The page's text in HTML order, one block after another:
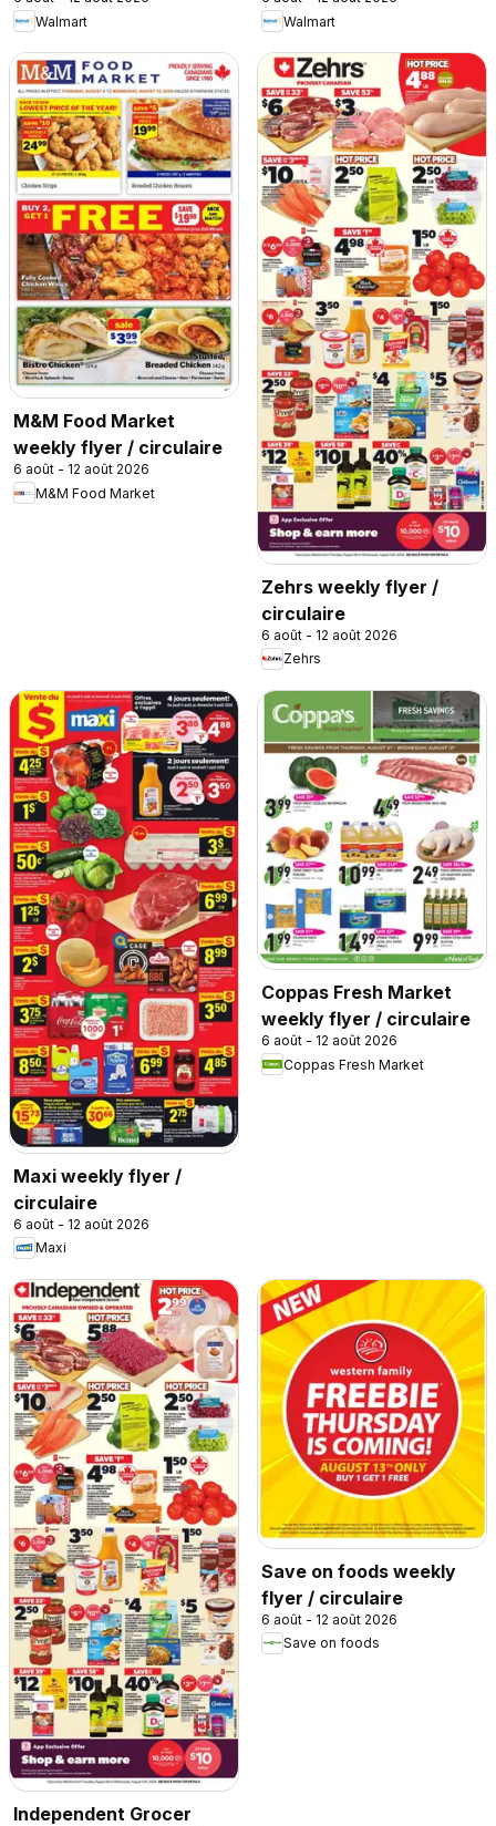
Walmart
Walmart
M&M Food Market
weekly flyer / circulaire
6 août - 12 août 2026
M&M Food Market
Zehrs weekly flyer /
circulaire
6 août - 12 août 2026
Zehrs
Maxi weekly flyer /
circulaire
6 août - 12 août 2026
Maxi
Coppas Fresh Market
weekly flyer / circulaire
6 août - 12 août 2026
Coppas Fresh Market
Independent Grocer
Save on foods weekly
flyer / circulaire
6 août - 12 août 2026
Save on foods